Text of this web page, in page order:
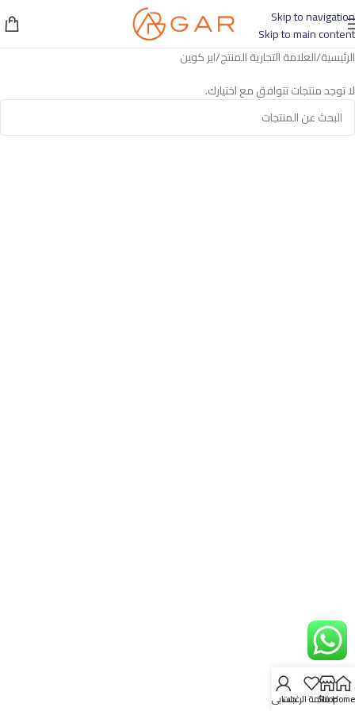
Skip to navigation
Skip to main content
الرئيسية العلامة التجارية المنتج اير كوين
لا توجد منتجات تتوافق مع اختيارك.
Home
Shop
قائمة الرغبات
حسابي